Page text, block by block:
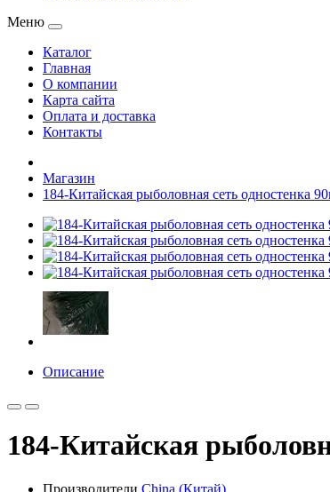
Меню
Каталог
Главная
О компании
Карта сайта
Оплата и доставка
Контакты
Магазин
184-Китайская рыболовная сеть одностенка
Описание
184-Китайская
Производители China (Китай)